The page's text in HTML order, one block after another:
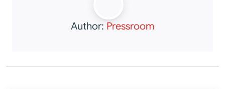
Author: Pressroom